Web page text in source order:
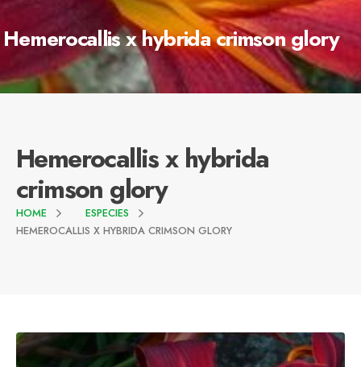
Hemerocallis x hybrida crimson glory
Hemerocallis x hybrida
crimson glory
HOME
ESPECIES
HEMEROCALLIS X HYBRIDA CRIMSON GLORY